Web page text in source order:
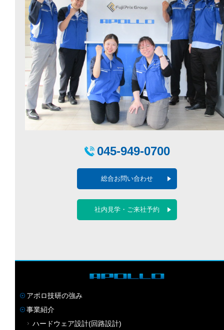
045-949-0700
総合お問い合わせ
社内見学・ご来社予約
アポロ技研の強み
事業紹介
ハードウェア設計(回路設計)